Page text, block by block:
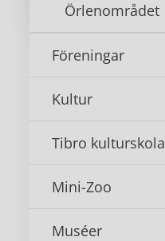
Örlenområdet
Föreningar
Kultur
Tibro kulturskola
Mini-Zoo
Muséer